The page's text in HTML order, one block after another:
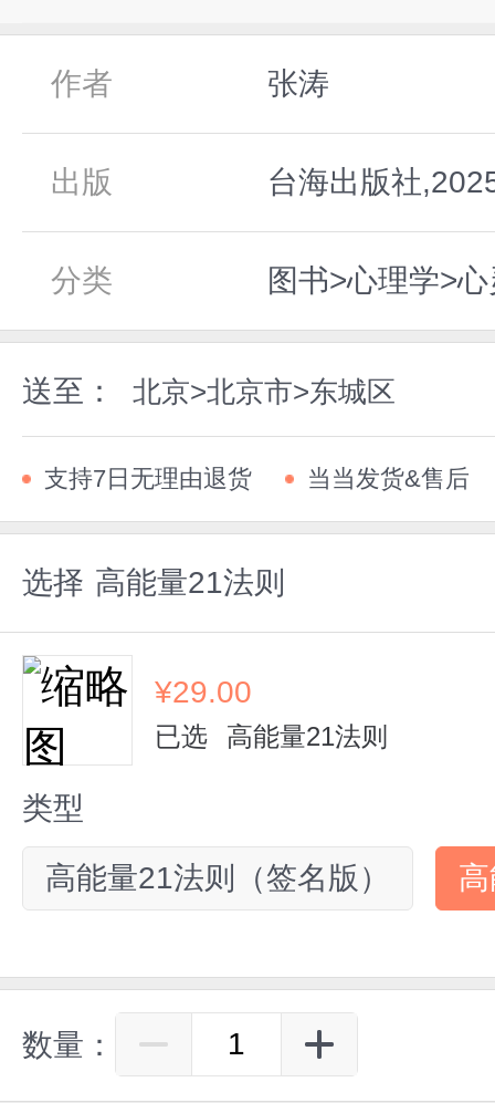
作者 张涛
出版 台海出版社
分类 图书>心理学>
送至： 北京>北京市>东城区
支持7日无理由退货 当当发货&售后
选择 高能量21法则
¥29.00
已选 高能量21法则
类型
高能量21法则（签名版）
数量：